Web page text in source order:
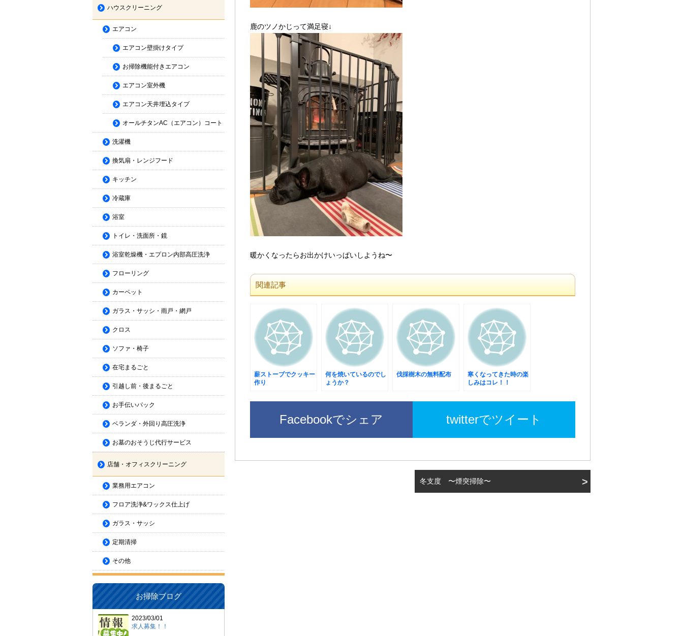
鹿のツノかじって満足寝↓
暖かくなったらお出かけいっぱいしようね〜
関連記事
薪ストーブでクッキー
作り
何を焼いているのでし
ょうか？
伐採樹木の無料配布
寒くなってきた時の楽
しみはコレ！！
Facebookでシェア twitterでツイート
冬支度 〜煙突掃除〜
ハウスクリーニング
エアコン
エアコン壁掛けタイプ
お掃除機能付きエアコン
エアコン室外機
エアコン天井埋込タイプ
オールチタンAC（エアコン）コート
洗濯機
換気扇・レンジフード
キッチン
冷蔵庫
浴室
トイレ・洗面所・鏡
浴室乾燥機・エプロン内部高圧洗浄
フローリング
カーペット
ガラス・サッシ・雨戸・網戸
クロス
ソファ・椅子
在宅まるごと
引越し前・後まるごと
お手伝いパック
ベランダ・外回り高圧洗浄
お墓のおそうじ代行サービス
店舗・オフィスクリーニング
業務用エアコン
フロア洗浄&ワックス仕上げ
ガラス・サッシ
定期清掃
その他
お掃除ブログ
2023/03/01
求人募集！！